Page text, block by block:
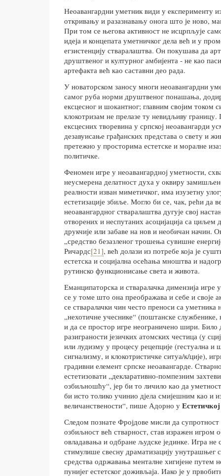
Неоавангардни уметник види у експерименту
откривању и разазнавању онога што је ново,
При том се његова активност не исцрпљује
идеја и концепата уметничког дела већ и у
егзистенцију стваралаштва. Он покушава да
друштвеног и културног амбијента - не као
артефакта већ као саставни део рада.
У новаторском заносу многи неоавангардни
самог руба норми друштвеног понашања,
ексцесног и шокантног; главним својим током
клокотризам не прелазе ту невидљиву границу.
ексцесних творевина у српској неоавангарди
дезавуисање грађанских представа о свету и
претежно у просторима естетске и моралне
политичке.
Феномен игре у неоавангардној уметности,
неусмерена делатност духа у оквиру
реалности изван миметичког, има изузетну
естетизације збиље. Могло би се, чак, рећи да
неоавангардног стваралаштва дугује свој
отворених и неспутаних асоцијација са циљем
друкчије или забаве на нов и необичан начин.
„средство безазленог трошења сувишне
Ричардс[21], већ долази из потребе која је
естетска и социјална осећања мноштва и
рутинско функционисање света и живота.
Еманципаторска и стваралачка димензија игре
се у томе што она преображава и себе и своје
се стваралачки чин често преноси са уметника
„нехотичне учеснике“ (поштанске
и да се простор игре неограничено шири. Било
разиграности језичких атомских честица (у
или лудизму у процесу рецепције (гестуална и
сигнализму, и клокотристичке ситуа/к/ције),
градивни елемент српске неоавангарде.
естетизовати „декларативно-помпезним
озбиљношћу“, јер би то личило као да
би исто толико учинио дјела смијешним као и
величанствености“, пише Адорно у
Следом познате Фројдове мисли да супротност
озбиљност већ стварност, став изражен игром
овладавања и одбране људске јединке. Игра
стимулише свесну драматизацију унутрашњег
средства одржавања менталне хигијене путем
пунијег естетског доживљаја. Иако је у